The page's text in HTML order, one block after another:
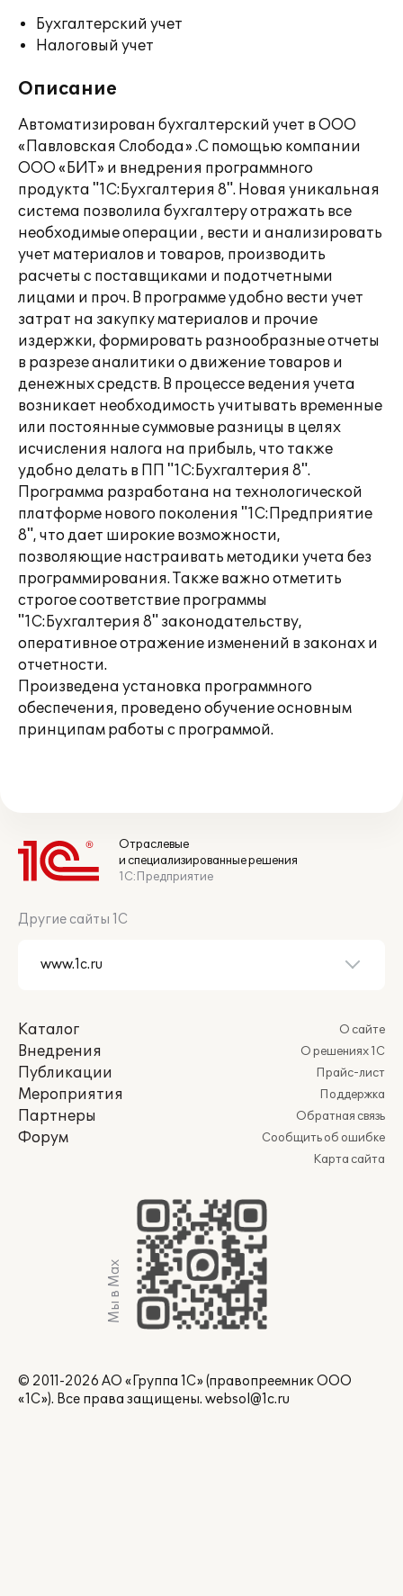
Бухгалтерский учет
Налоговый учет
Описание
Автоматизирован бухгалтерский учет в ООО
«Павловская Слобода» .С помощью компании
ООО «БИТ» и внедрения программного
продукта "1С:Бухгалтерия 8". Новая уникальная
система позволила бухгалтеру отражать все
необходимые операции , вести и анализировать
учет материалов и товаров, производить
расчеты с поставщиками и подотчетными
лицами и проч. В программе удобно вести учет
затрат на закупку материалов и прочие
издержки, формировать разнообразные отчеты
в разрезе аналитики о движение товаров и
денежных средств. В процессе ведения учета
возникает необходимость учитывать временные
или постоянные суммовые разницы в целях
исчисления налога на прибыль, что также
удобно делать в ПП "1С:Бухгалтерия 8".
Программа разработана на технологической
платформе нового поколения "1С:Предприятие
8", что дает широкие возможности,
позволяющие настраивать методики учета без
программирования. Также важно отметить
строгое соответствие программы
"1С:Бухгалтерия 8" законодательству,
оперативное отражение изменений в законах и
отчетности.
Произведена установка программного
обеспечения, проведено обучение основным
принципам работы с программой.
Отраслевые
и специализированные решения
1С:Предприятие
Другие сайты 1С
Каталог
Внедрения
Публикации
Мероприятия
Партнеры
Форум
О сайте
О решениях 1С
Прайс-лист
Поддержка
Обратная связь
Сообщить об ошибке
Карта сайта
Мы в Max
© 2011-2026 АО «Группа 1С» (правопреемник ООО
«1С»). Все права защищены. websol@1c.ru